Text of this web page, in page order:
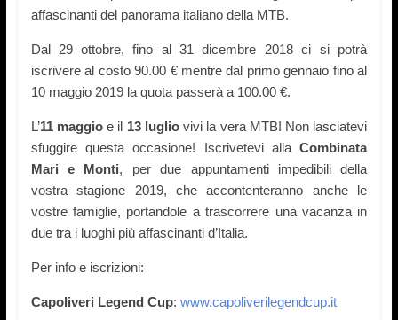
affascinanti del panorama italiano della MTB.
Dal 29 ottobre, fino al 31 dicembre 2018ci si potrà
iscrivere al costo 90.00 € mentre dal primo gennaio fino al
10 maggio 2019la quota passerà a 100.00 €.
L’11maggioe il 13lugliovivi la vera MTB! Non lasciatevi
sfuggire questa occasione! Iscrivetevi allaCombinata
Mari e Monti, per due appuntamenti impedibili della
vostra stagione 2019, che accontenteranno anche le
vostre famiglie, portandole a trascorrere una vacanza in
due tra i luoghi più affascinanti d’Italia.
Per info e iscrizioni:
Capoliveri Legend Cup: www.capoliverilegendcup.it